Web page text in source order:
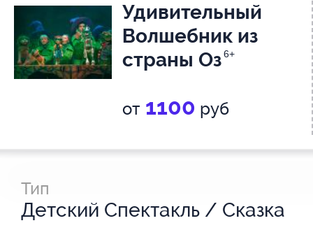
Удивительный
Волшебник из
страны Оз6+
от 1100 руб
Тип
Детский Спектакль / Сказка